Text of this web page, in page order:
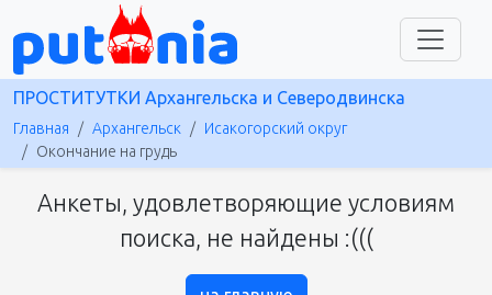
ПРОСТИТУТКИ Архангельска и Северодвинска
Главная Архангельск
Исакогорский округ
Окончание на грудь
Анкеты, удовлетворяющие условиям
поиска, не найдены :(((